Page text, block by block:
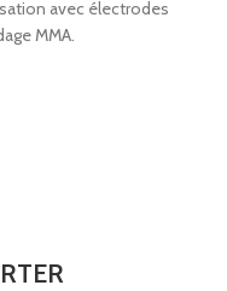
avec électrodes
MMA.